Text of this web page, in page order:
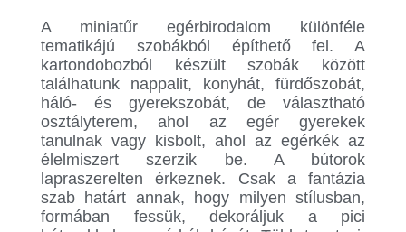
A miniatűr egérbirodalom különféle
tematikájú szobákból építhető fel. A
kartondobozból készült szobák között
találhatunk nappalit, konyhát, fürdőszobát,
háló- és gyerekszobát, de választható
osztályterem, ahol az egér gyerekek
tanulnak vagy kisbolt, ahol az egérkék az
élelmiszert szerzik be. A bútorok
lapraszerelten érkeznek. Csak a fantázia
szab határt annak, hogy milyen stílusban,
formában fessük, dekoráljuk a pici